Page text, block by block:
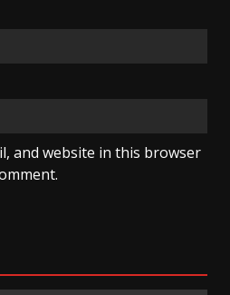
and website in this browser